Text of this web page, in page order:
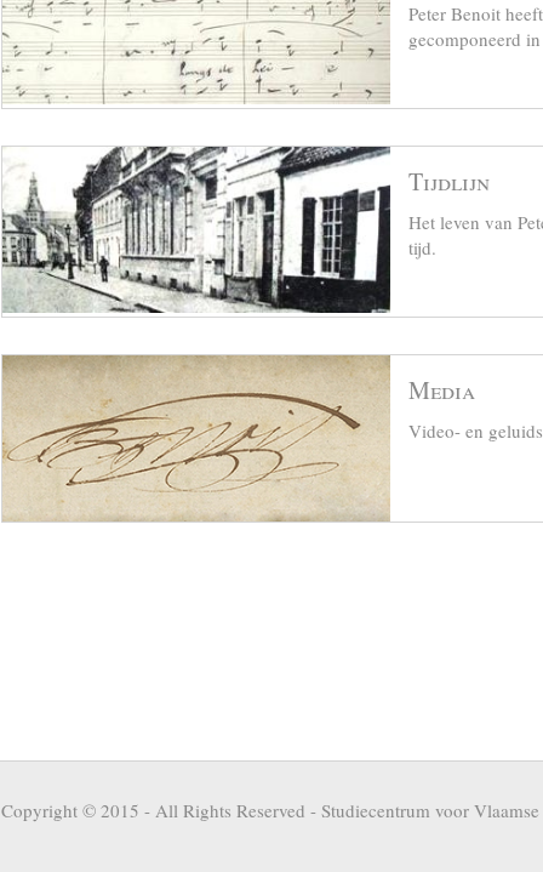
Peter Benoit
gecomponeerd
Tijdlijn
Het leven van
tijd.
Media
Video- en
Copyright © 2015 - All Rights Reserved - Studiecentrum voor